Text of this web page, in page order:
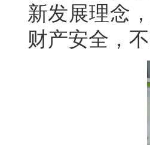
新发展理念
财产安全，